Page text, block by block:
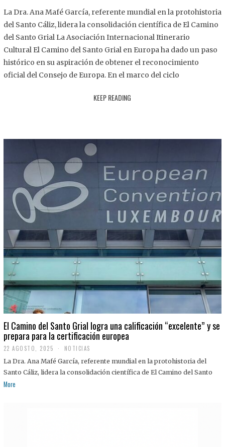
8
2
2
La Dra. Ana Mafé García, referente mundial en la protohistoria
del Santo Cáliz, lidera la consolidación científica de El Camino
del Santo Grial La Asociación Internacional Itinerario
Cultural El Camino del Santo Grial en Europa ha dado un paso
histórico en su aspiración de obtener el reconocimiento
oficial del Consejo de Europa. En el marco del ciclo
KEEP READING
El Camino del Santo Grial logra una calificación “excelente” y se
prepara para la certificación europea
22 AGOSTO, 2025
2
A
G
NOTICIAS
La Dra. Ana Mafé García, referente mundial en la protohistoria del
Santo Cáliz, lidera la consolidación científica de El Camino del Santo
More